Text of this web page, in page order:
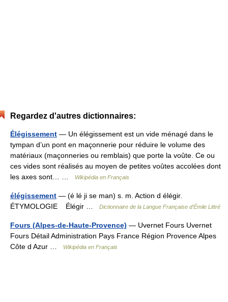
Regardez d'autres dictionnaires:
Élégissement — Un élégissement est un vide ménagé dans le
tympan d’un pont en maçonnerie pour réduire le volume des
matériaux (maçonneries ou remblais) que porte la voûte. Ce ou
ces vides sont réalisés au moyen de petites voûtes accolées dont
les axes sont… …
Wikipédia en Français
élégissement — (é lé ji se man) s. m. Action d élégir.
ÉTYMOLOGIE Élégir …
Dictionnaire de la Langue Française d'Émile Littré
Fours (Alpes-de-Haute-Provence) — Uvernet Fours Uvernet
Fours Détail Administration Pays France Région Provence Alpes
Côte d Azur …
Wikipédia en Français